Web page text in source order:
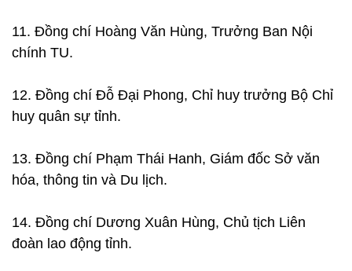
11. Đồng chí Hoàng Văn Hùng, Trưởng Ban Nội
chính TU.
12. Đồng chí Đỗ Đại Phong, Chỉ huy trưởng Bộ Chỉ
huy quân sự tỉnh.
13. Đồng chí Phạm Thái Hanh, Giám đốc Sở văn
hóa, thông tin và Du lịch.
14. Đồng chí Dương Xuân Hùng, Chủ tịch Liên
đoàn lao động tỉnh.